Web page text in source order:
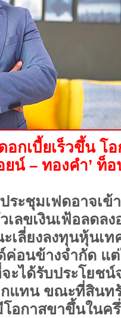
กเบี้ยเร็วขึ้น โ
ยน์ – ทองคำ’ ท็
ชุมเฟดอาจเข้า
ลขเงินเฟ้อลดลง
เลี่ยงลงทุนหุ้นเท
อนข้างจำกัด แต่
ะได้รับประโยชน์
แทน ขณะที่สินท
อกาสขาขึ้นในค